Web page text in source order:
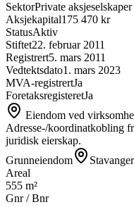
SektorPrivate
Aksjekapital175 470 kr
StatusAktiv
Stiftet22. februar 2011
Registrert5. mars 2011
Vedtektsdato1. mars 2023
MVA-registrertJa
ForetaksregisteretJa
Eiendom ved
Adresse-/koordinatkobling
juridisk eierskap.
Grunneiendom
Stavanger
Areal
555 m²
Gnr / Bnr